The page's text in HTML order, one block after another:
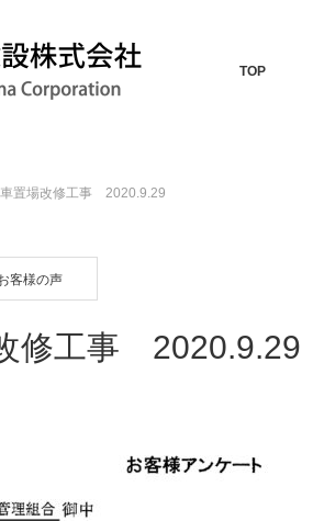
TOP
置場改修工事 2020.9.29
客様の声
修工事 2020.9.29